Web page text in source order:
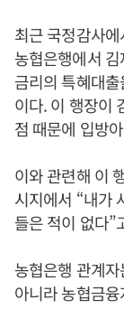
최근 국정감사
농협은행에서
금리의 특혜대
이다. 이 행장이
점 때문에 입방
이와 관련해 이
시지에서 “내가
들은 적이 없다”
농협은행 관계
아니라 농협금